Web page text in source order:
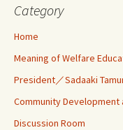
Category
Home
Meaning of Welfare
President／Sadaaki
Community Development
Discussion Room